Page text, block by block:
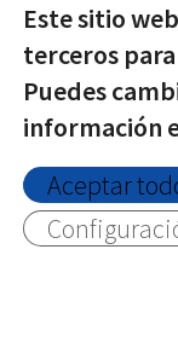
© Copyright -
Protección de
Este sitio
terceros
Puedes
información
Aceptar